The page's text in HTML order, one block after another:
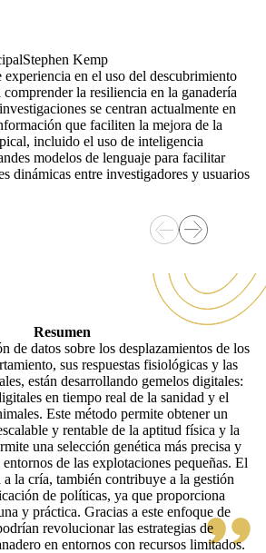
Stephen Kemp
experiencia en el uso del descubrimiento
comprender la resiliencia en la ganadería
se centran actualmente en
que faciliten la mejora de la
incluido el uso de inteligencia
modelos de lenguaje para facilitar
dinámicas entre investigadores y usuarios
Resumen
de datos sobre los desplazamientos de los
sus respuestas fisiológicas y las
están desarrollando gemelos digitales:
en tiempo real de la sanidad y el
Este método permite obtener un
y rentable de la aptitud física y la
una selección genética más precisa y
de las explotaciones pequeñas. El
a la cría, también contribuye a la gestión
de políticas, ya que proporciona
y práctica. Gracias a este enfoque de
revolucionar las estrategias de
en entornos con recursos limitados.